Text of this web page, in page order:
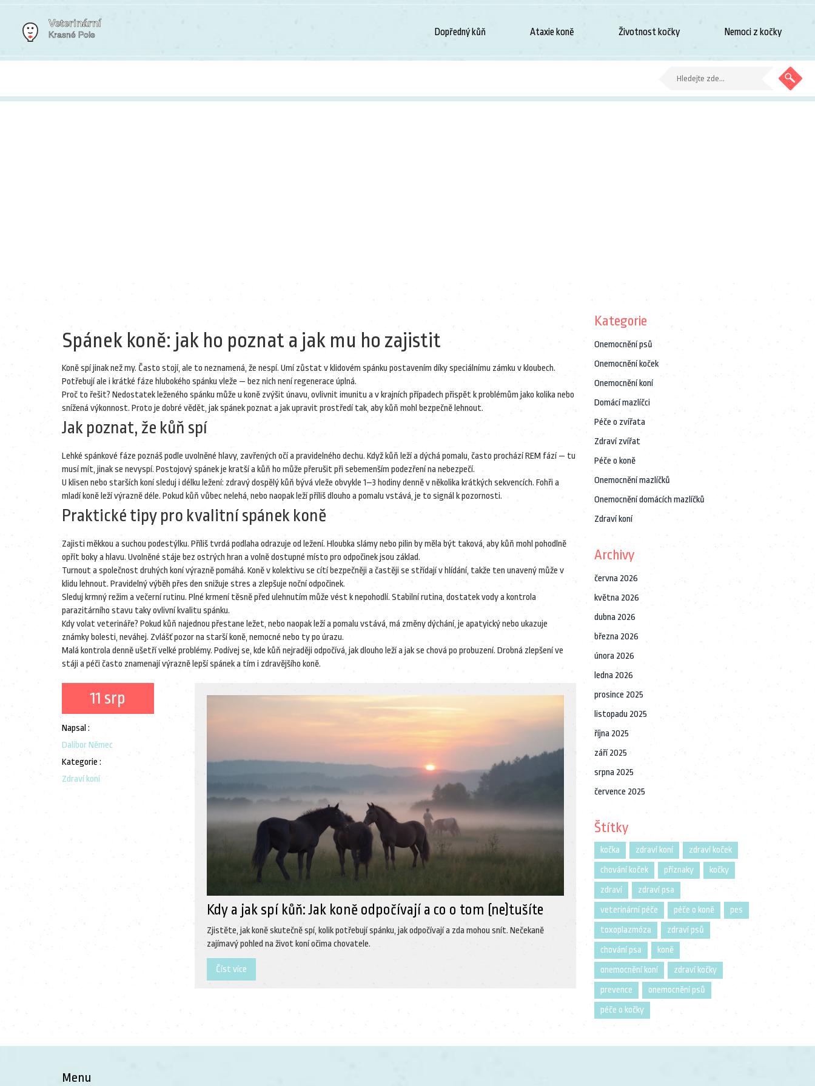
Dopředný kůň Ataxie koně Životnost kočky Nemoci z kočky
Spánek koně: jak ho poznat a jak mu ho zajistit
Koně spí jinak než my. Často stojí, ale to neznamená, že nespí. Umí zůstat v klidovém spánku postavením díky speciálnímu zámku v kloubech.
Potřebují ale i krátké fáze hlubokého spánku vleže — bez nich není regenerace úplná.
Proč to řešit? Nedostatek leženého spánku může u koně zvýšit únavu, ovlivnit imunitu a v krajních případech přispět k problémům jako kolika nebo
snížená výkonnost. Proto je dobré vědět, jak spánek poznat a jak upravit prostředí tak, aby kůň mohl bezpečně lehnout.
Jak poznat, že kůň spí
Lehké spánkové fáze poznáš podle uvolněné hlavy, zavřených očí a pravidelného dechu. Když kůň leží a dýchá pomalu, často prochází REM fází — tu
musí mít, jinak se nevyspí. Postojový spánek je kratší a kůň ho může přerušit při sebemenším podezření na nebezpečí.
U klisen nebo starších koní sleduj i délku ležení: zdravý dospělý kůň bývá vleže obvykle 1–3 hodiny denně v několika krátkých sekvencích. Fohři a
mladí koně leží výrazně déle. Pokud kůň vůbec nelehá, nebo naopak leží příliš dlouho a pomalu vstává, je to signál k pozornosti.
Praktické tipy pro kvalitní spánek koně
Zajisti měkkou a suchou podestýlku. Příliš tvrdá podlaha odrazuje od ležení. Hloubka slámy nebo pilin by měla být taková, aby kůň mohl pohodlně
opřít boky a hlavu. Uvolněné stáje bez ostrých hran a volně dostupné místo pro odpočinek jsou základ.
Turnout a společnost druhých koní výrazně pomáhá. Koně v kolektivu se cítí bezpečněji a častěji se střídají v hlídání, takže ten unavený může v
klidu lehnout. Pravidelný výběh přes den snižuje stres a zlepšuje noční odpočinek.
Sleduj krmný režim a večerní rutinu. Plné krmení těsně před ulehnutím může vést k nepohodlí. Stabilní rutina, dostatek vody a kontrola
parazitárního stavu taky ovlivní kvalitu spánku.
Kdy volat veterináře? Pokud kůň najednou přestane ležet, nebo naopak leží a pomalu vstává, má změny dýchání, je apatyický nebo ukazuje
známky bolesti, neváhej. Zvlášť pozor na starší koně, nemocné nebo ty po úrazu.
Malá kontrola denně ušetří velké problémy. Podívej se, kde kůň nejraději odpočívá, jak dlouho leží a jak se chová po probuzení. Drobná zlepšení ve
stáji a péči často znamenají výrazně lepší spánek a tím i zdravějšího koně.
11 srp
Napsal :
Dalibor Němec
Kategorie :
Zdraví koní
Kdy a jak spí kůň: Jak koně odpočívají a co o tom (ne)tušíte
Zjistěte, jak koně skutečně spí, kolik potřebují spánku, jak odpočívají a zda mohou snít. Nečekaně
zajímavý pohled na život koní očima chovatele.
Číst více
Kategorie
Onemocnění psů
Onemocnění koček
Onemocnění koní
Domácí mazlíčci
Péče o zvířata
Zdraví zvířat
Péče o koně
Onemocnění mazlíčků
Onemocnění domácích mazlíčků
Zdraví koní
Archivy
června 2026
května 2026
dubna 2026
března 2026
února 2026
ledna 2026
prosince 2025
listopadu 2025
října 2025
září 2025
srpna 2025
července 2025
Štítky
kočka zdraví koní
zdraví koček
chování koček
příznaky
kočky
zdraví
zdraví psa
veterinární péče
péče o koně
pes
toxoplazmóza
zdraví psů
chování psa
koně
onemocnění koní
zdraví kočky
prevence
onemocnění psů
péče o kočky
Menu